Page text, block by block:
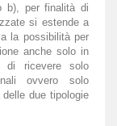
b), per finalità di
si estende a
la possibilità per
anche solo in
di ricevere solo
ovvero solo
due tipologie